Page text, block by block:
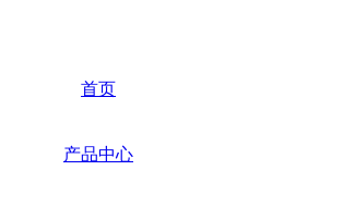
首页
产品中心